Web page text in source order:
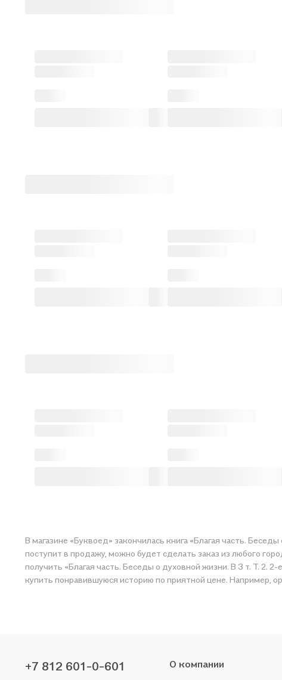
В магазине «Буквоед» закончилась книга «Благая часть. Беседы о духовной жизни. В 3 т. Т. 2. 2-е изд., перераб.и доп» от
поступит в продажу, можно будет сделать заказ из любого
получить «Благая часть. Беседы о духовной жизни. В 3 т. Т. 2. 2-е изд., перераб.и доп» в магазине сети или заказать доставку. Мы и сами любим читать, поэтому делаем всё, чтобы вы могли
купить понравившуюся историю по приятной цене. Например,
+7 812 601-0-601 О компании